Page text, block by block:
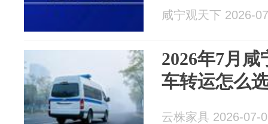
咸宁观天下 2026-
2026年7月
车转运怎么
云株家具 2026-07-